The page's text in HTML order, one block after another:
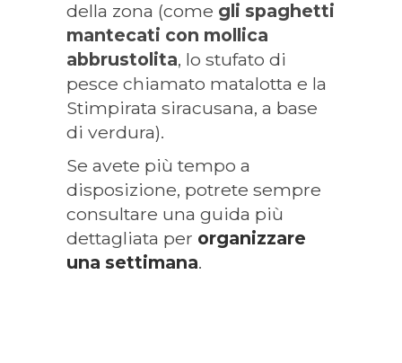
della zona (come gli spaghetti
mantecati con mollica
abbrustolita, lo stufato di
pesce chiamato matalotta e la
Stimpirata siracusana, a base
di verdura).
Se avete più tempo a
disposizione, potrete sempre
consultare una guida più
dettagliata per organizzare
una settimana.